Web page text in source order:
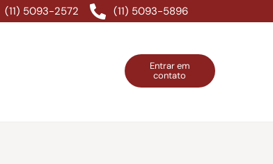
(11) 5093-2572 (11) 5093-5896
Entrar em
contato